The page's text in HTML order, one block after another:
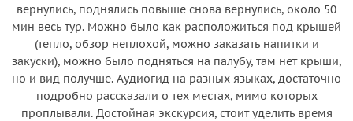
вернулись, поднялись повыше снова вернулись, около 50
мин весь тур. Можно было как расположиться под крышей
(тепло, обзор неплохой, можно заказать напитки и
закуски), можно было подняться на палубу, там нет крыши,
но и вид получше. Аудиогид на разных языках, достаточно
подробно рассказали о тех местах, мимо которых
проплывали. Достойная экскурсия, стоит уделить время